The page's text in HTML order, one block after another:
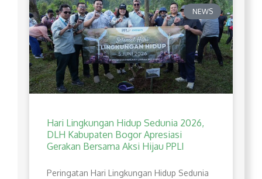
NEWS
Hari Lingkungan Hidup Sedunia 2026,
DLH Kabupaten Bogor Apresiasi
Gerakan Bersama Aksi Hijau PPLI
Peringatan Hari Lingkungan Hidup Sedunia